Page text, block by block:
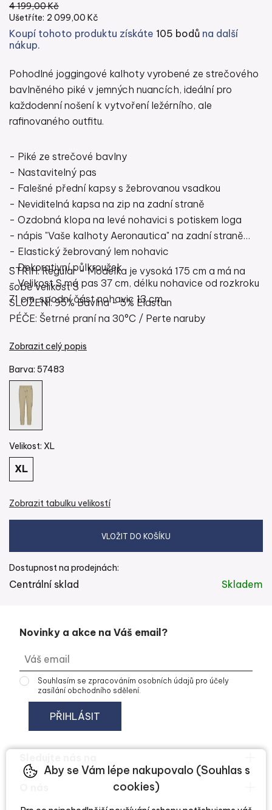
4 199,00 Kč
Ušetříte: 2 099,00 Kč
Koupí tohoto produktu získáte 105 bodů na další
nákup.
Pohodlné joggingové kalhoty vyrobené ze strečového
bavlněného piké v jemných nuancích, ideální pro
každodenní nošení k vytvoření ležérního, ale
rafinovaného outfitu.
- Piké ze strečové bavlny
- Nastavitelný pas
- Falešné přední kapsy s žebrovanou vsadkou
- Neviditelná kapsa na zip na zadní straně
- Ozdobná klopa na levé nohavici s potiskem loga
- nápis "Vaše kalhoty Aeronautica" na zadní straně
- Elastický žebrovaný lem nohavic
- Dekorativní půlkroužek
- Velikost S má pas 37 cm, délku nohavice od rozkroku
71 cm, spodní část nohavic 13 cm.
STŘIH: Regular - Modelka je vysoká 175 cm a má na
sobě velikost S
SLOŽENÍ: 95% Bavlna - 5% Elastan
PÉČE: Šetrné praní na 30°C / Perte naruby
Zobrazit celý popis
Barva: 57483
Velikost: XL
XL
Zobrazit tabulku velikostí
Dostupnost na prodejnách:
Centrální sklad Skladem
Novinky a akce na Váš email?
Souhlasím se zpracováním osobních údajů pro účely
zasílání obchodního sdělení.
Aby se Vám lépe nakupovalo (Souhlas s
cookies)